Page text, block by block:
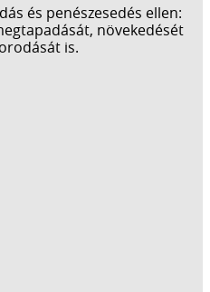
és penészesedés ellen:
növekedését
is.